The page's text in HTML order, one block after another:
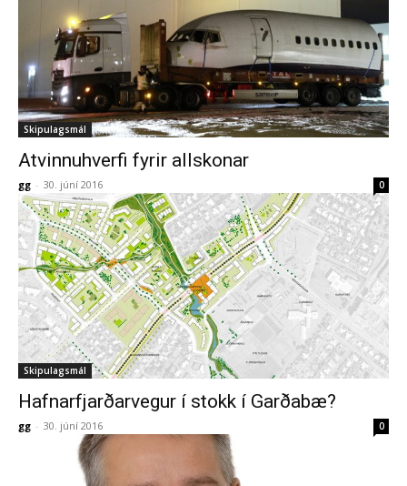
Skipulagsmál
Atvinnuhverfi fyrir allskonar
gg - 30. júní 2016 0
Skipulagsmál
Hafnarfjarðarvegur í stokk í Garðabæ?
gg - 30. júní 2016 0